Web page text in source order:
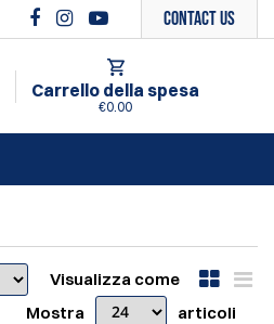
Contact Us
Carrello della spesa
€0.00
Visualizza come
Mostra
articoli